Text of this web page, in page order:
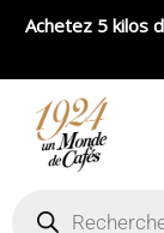
Achetez 5 kilos
produits